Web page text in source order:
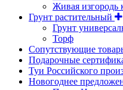
Живая изгородь
Грунт растительный
Грунт
Торф
Сопутствующие
Подарочные
Туи Российского
Новогоднее